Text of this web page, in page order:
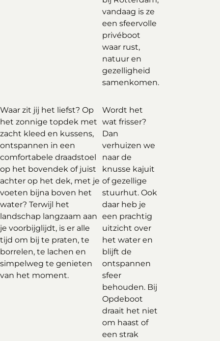
vandaag is ze
een sfeervolle
privéboot
waar rust,
natuur en
gezelligheid
samenkomen.
Waar zit jij het liefst? Op
het zonnige topdek met
zacht kleed en kussens,
ontspannen in een
comfortabele draadstoel
op het bovendek of juist
achter op het dek, met je
voeten bijna boven het
water? Terwijl het
landschap langzaam aan
je voorbijglijdt, is er alle
tijd om bij te praten, te
borrelen, te lachen en
simpelweg te genieten
van het moment.
Wordt het
wat frisser?
Dan
verhuizen we
naar de
knusse kajuit
of gezellige
stuurhut. Ook
daar heb je
een prachtig
uitzicht over
het water en
blijft de
ontspannen
sfeer
behouden. Bij
Opdeboot
draait het niet
om haast of
een strak